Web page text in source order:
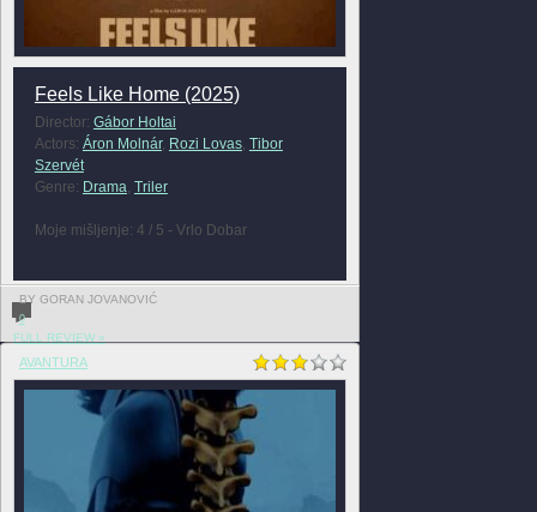
Feels Like Home (2025)
Director: Gábor Holtai
Actors: Áron Molnár, Rozi Lovas, Tibor
Szervét
Genre: Drama, Triler
Moje mišljenje: 4 / 5 - Vrlo Dobar
BY GORAN JOVANOVIĆ
0
FULL REVIEW »
AVANTURA